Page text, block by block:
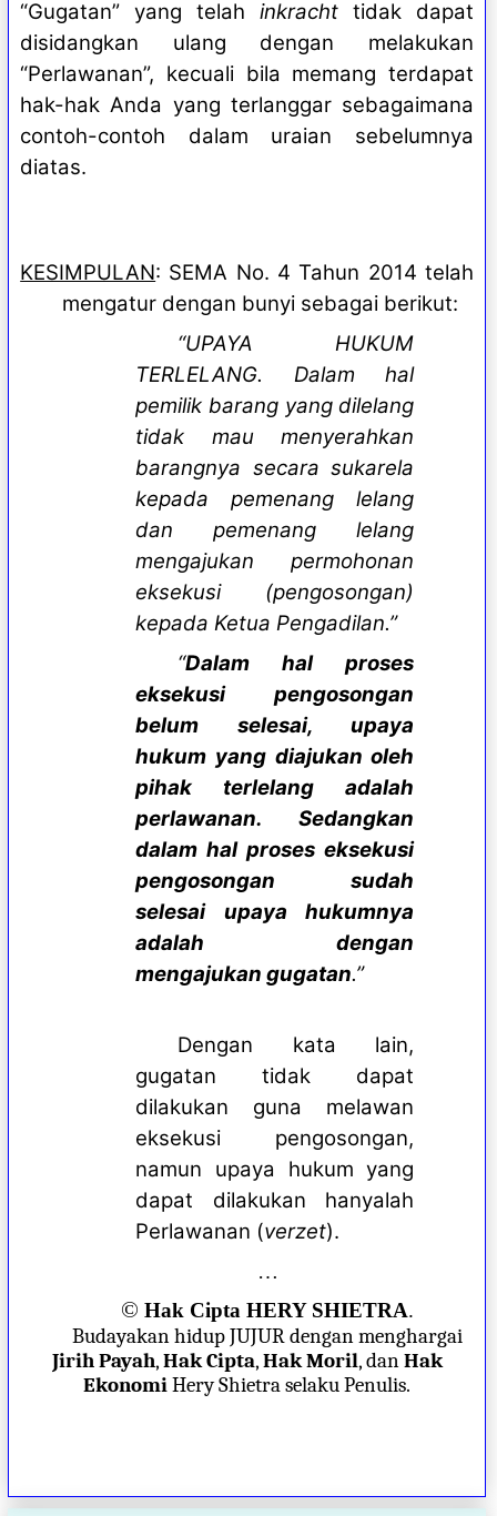
“Gugatan” yang telahinkracht tidak dapat
disidangkan ulang dengan melakukan
“Perlawanan”, kecuali bila memang terdapat
hak-hak Anda yang terlanggar sebagaimana
contoh-contoh dalam uraian sebelumnya
diatas.
KESIMPULAN: SEMA No. 4 Tahun 2014 telah
mengatur dengan bunyi sebagai berikut:
“UPAYA HUKUM
TERLELANG. Dalam hal
pemilik barang yang dilelang
tidak mau menyerahkan
barangnya secara sukarela
kepada pemenang lelang
dan pemenang lelang
mengajukan permohonan
eksekusi (pengosongan)
kepada Ketua Pengadilan.”
“Dalam hal proses
eksekusi pengosongan
belum selesai, upaya
hukum yang diajukan oleh
pihak terlelang adalah
perlawanan. Sedangkan
dalam hal proses eksekusi
pengosongan sudah
selesai upaya hukumnya
adalah dengan
mengajukan gugatan.”
Dengan kata lain,
gugatan tidak dapat
dilakukan guna melawan
eksekusi pengosongan,
namun upaya hukum yang
dapat dilakukan hanyalah
Perlawanan (verzet).
…
©Hak Cipta HERY SHIETRA.
Budayakan hidup JUJUR dengan menghargai
Jirih Payah,Hak Cipta,Hak Moril, danHak
EkonomiHery Shietra selaku Penulis.